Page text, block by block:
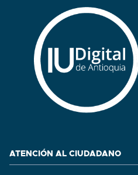
ATENCIÓN AL CIUDADANO